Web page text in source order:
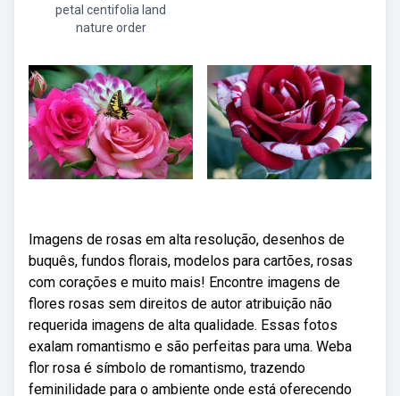
petal centifolia land
nature order
Imagens de rosas em alta resolução, desenhos de
buquês, fundos florais, modelos para cartões, rosas
com corações e muito mais! Encontre imagens de
flores rosas sem direitos de autor atribuição não
requerida imagens de alta qualidade. Essas fotos
exalam romantismo e são perfeitas para uma. Weba
flor rosa é símbolo de romantismo, trazendo
feminilidade para o ambiente onde está oferecendo